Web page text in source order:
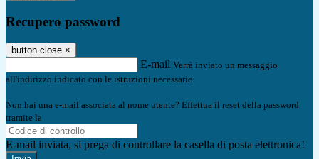
Recupero password
button close ×
E-mail Verrà inviato un messaggio
all'indirizzo indicato con le istruzioni necessarie.
Non hai una e-mail associata al nome utente? Effettua il reset della password
tramite la
E-mail inviata, si prega di controllare la casella di posta elettronica!